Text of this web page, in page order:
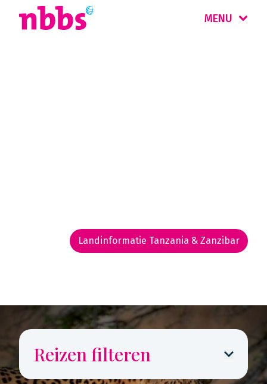
MENU
Landinformatie Tanzania & Zanzibar
Reizen filteren